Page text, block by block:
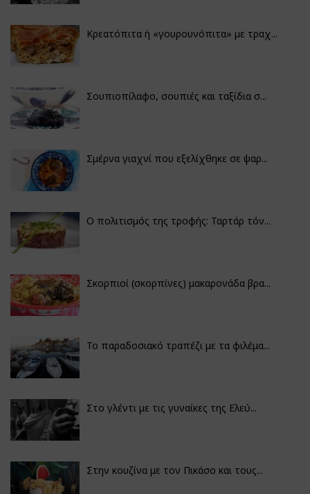
Κρεατόπιτα ή «γουρουνόπιτα» με τραχ...
Σουπιοπίλαφο, σουπιές και ταξίδια σ...
Σμέρνα γιαχνί που εξελίχθηκε σε ψαρ...
Ο πολιτισμός της τροφής: Ταρτάρ τόν...
Σκορπιοί (σκορπίνες) μακαρονάδα βρα...
Το παραδοσιακό τραπέζι με τα φιλέμα...
Στο γλέντι με τις γυναίκες της Ελεύ...
Στην κουζίνα με τον Πικάσο και τους...